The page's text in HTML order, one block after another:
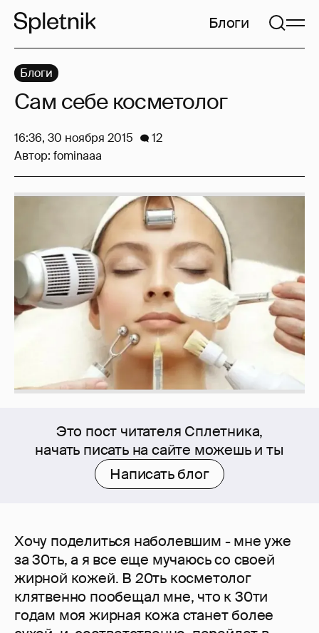
Блоги
Это пост читателя Сплетника,
начать писать на сайте можешь и ты
Написать блог
Хочу поделиться наболевшим - мне уже
за 30ть, а я все еще мучаюсь со своей
жирной кожей. В 20ть косметолог
клятвенно пообещал мне, что к 30ти
годам моя жирная кожа станет более
Блоги
Сам себе косметолог
16:36, 30 ноября 2015
12
Автор: fominaaa